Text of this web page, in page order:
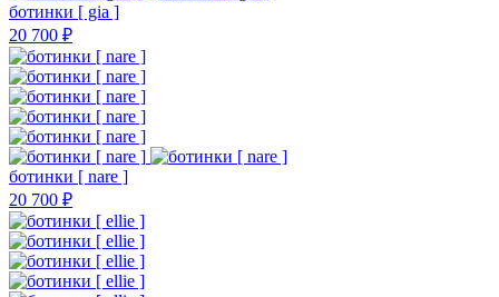
ботинки [ gia ]
20 700 ₽
ботинки [ nare ]
20 700 ₽